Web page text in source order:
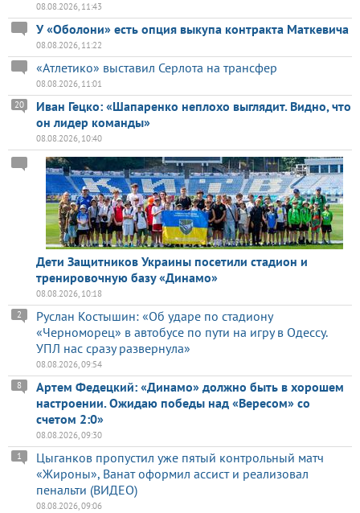
08.08.2026, 11:43
У «Оболони» есть опция выкупа контракта Маткевича
08.08.2026, 11:22
«Атлетико» выставил Серлота на трансфер
08.08.2026, 11:01
Иван Гецко: «Шапаренко неплохо выглядит. Видно, что
он лидер команды»
20
08.08.2026, 10:40
Дети Защитников Украины посетили стадион и
тренировочную базу «Динамо»
08.08.2026, 10:18
Руслан Костышин: «Об ударе по стадиону
«Черноморец» в автобусе по пути на игру в Одессу.
УПЛ нас сразу развернула»
2
08.08.2026, 09:54
Артем Федецкий: «Динамо» должно быть в хорошем
настроении. Ожидаю победы над «Вересом» со
счетом 2:0»
8
08.08.2026, 09:30
Цыганков пропустил уже пятый контрольный матч
«Жироны», Ванат оформил ассист и реализовал
пенальти (ВИДЕО)
1
08.08.2026, 09:06